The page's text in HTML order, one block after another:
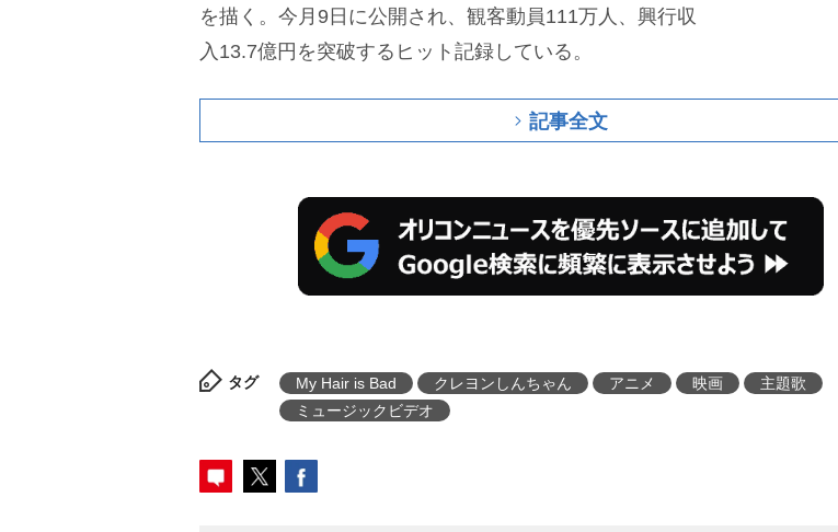
を描く。今月9日に公開され、観客動員111万人、興行収
入13.7億円を突破するヒット記録している。
記事全文
タグ My Hair is Bad クレヨンしんちゃん アニメ 映画
主題歌
ミュージックビデオ